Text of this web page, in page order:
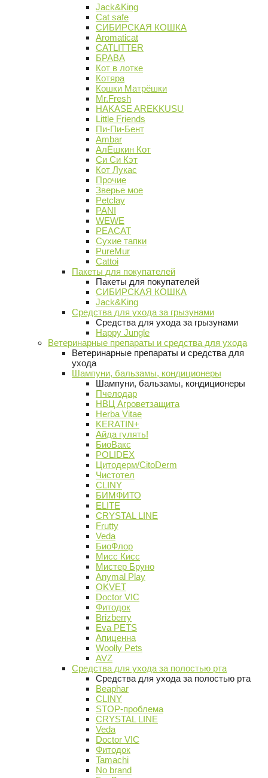
Jack&King
Cat safe
СИБИРСКАЯ КОШКА
Aromaticat
CATLITTER
БРАВА
Кот в лотке
Котяра
Кошки Матрёшки
Mr.Fresh
HAKASE AREKKUSU
Little Friends
Пи-Пи-Бент
Ambar
АлЁшкин Кот
Си Си Кэт
Кот Лукас
Прочие
Зверье мое
Petclay
PANI
WEWE
PEACAT
Сухие тапки
PureMur
Cattoi
Пакеты для покупателей
Пакеты для покупателей
СИБИРСКАЯ КОШКА
Jack&King
Средства для ухода за грызунами
Средства для ухода за грызунами
Happy Jungle
Ветеринарные препараты и средства для ухода
Ветеринарные препараты и средства для
ухода
Шампуни, бальзамы, кондиционеры
Шампуни, бальзамы, кондиционеры
Пчелодар
НВЦ Агроветзащита
Herba Vitae
KERATIN+
Айда гулять!
БиоВакс
POLIDEX
Цитодерм/CitoDerm
Чистотел
CLINY
БИМФИТО
ELITE
CRYSTAL LINE
Frutty
Veda
БиоФлор
Мисс Кисс
Мистер Бруно
Anymal Play
OKVET
Doctor VIC
Фитодок
Brizberry
Eva PETS
Апиценна
Woolly Pets
AVZ
Средства для ухода за полостью рта
Средства для ухода за полостью рта
Beaphar
CLINY
STOP-проблема
CRYSTAL LINE
Veda
Doctor VIC
Фитодок
Tamachi
No brand